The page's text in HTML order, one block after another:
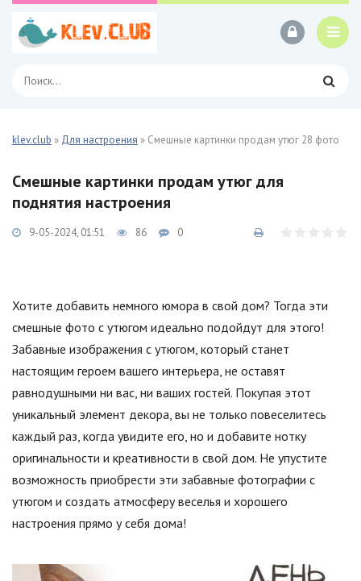
klev.club » Для настроения » Смешные картинки продам утюг 28 фото
Смешные картинки продам утюг для
поднятия настроения
9-05-2024, 01:51 86 0
Хотите добавить немного юмора в свой дом? Тогда эти
смешные фото с утюгом идеально подойдут для этого!
Забавные изображения с утюгом, который станет
настоящим героем вашего интерьера, не оставят
равнодушными ни вас, ни ваших гостей. Покупая этот
уникальный элемент декора, вы не только повеселитесь
каждый раз, когда увидите его, но и добавите нотку
оригинальности и креативности в свой дом. Не упустите
возможность приобрести эти забавные фотографии с
утюгом и создать атмосферу веселья и хорошего
настроения прямо у себя дома!